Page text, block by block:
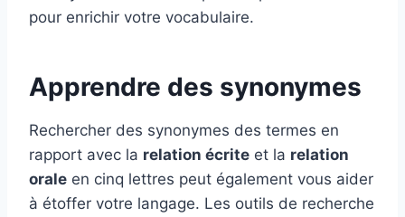
pour enrichir votre vocabulaire.
Apprendre des synonymes
Rechercher des synonymes des termes en
rapport avec la relation écrite et la relation
orale en cinq lettres peut également vous aider
à étoffer votre langage. Les outils de recherche